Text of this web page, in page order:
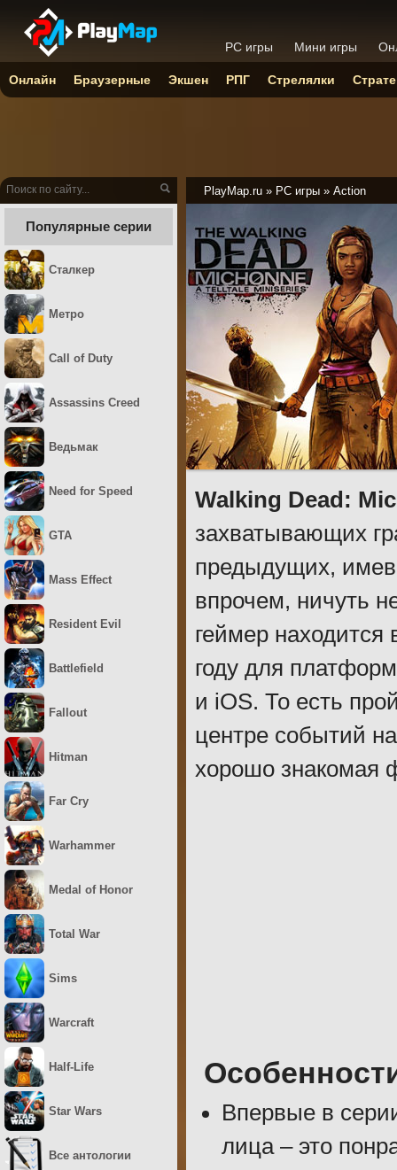
PlayMap.ru » PC игры » Action
Walking Dead:
захватывающих
предыдущих,
впрочем, ничуть
геймер
году для
и iOS. То есть
центре событий
хорошо знакомая
Впервые в
лица – это
Популярные серии
Сталкер
Метро
Call of Duty
Assassins Creed
Ведьмак
Need for Speed
GTA
Mass Effect
Resident Evil
Battlefield
Fallout
Hitman
Far Cry
Warhammer
Medal of Honor
Total War
Sims
Warcraft
Half-Life
Star Wars
Все антологии
PC игры Мини игры
Онлайн Браузерные Экшен РПГ Стрелялки